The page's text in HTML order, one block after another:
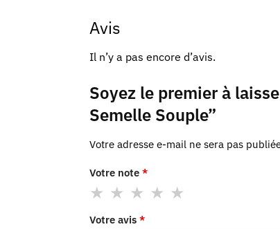
Avis
Il n’y a pas encore d’avis.
Soyez le premier à
Semelle Souple”
Votre adresse e-mail ne sera pas
Votre note *
Votre avis *